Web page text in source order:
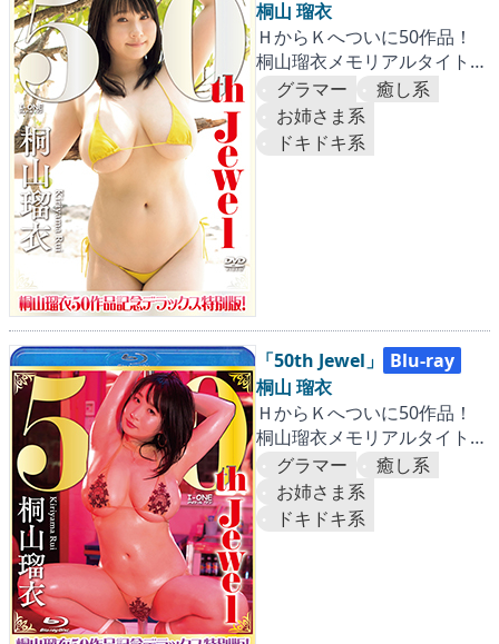
桐山 瑠衣
ＨからＫへついに50作品！
桐山瑠衣メモリアルタイトル
がI-ONEからリリース!!
グラマー
癒し系
お姉さま系
ドキドキ系
「50th Jewel」
Blu-ray
桐山 瑠衣
ＨからＫへついに50作品！
桐山瑠衣メモリアルタイトル
がI-ONEからリリース!!
グラマー
癒し系
お姉さま系
ドキドキ系